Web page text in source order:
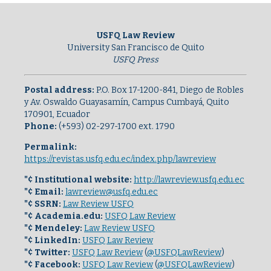
USFQ Law Review
University San Francisco de Quito
USFQ Press
Postal address: P.O. Box 17-1200-841, Diego de Robles
y Av. Oswaldo Guayasamín, Campus Cumbayá, Quito
170901, Ecuador
Phone: (+593) 02-297-1700 ext. 1790
Permalink:
https://revistas.usfq.edu.ec/index.php/lawreview
"¢ Institutional website: http://lawreview.usfq.edu.ec
"¢ Email: lawreview@usfq.edu.ec
"¢ SSRN: Law Review USFQ
"¢ Academia.edu: USFQ Law Review
"¢ Mendeley: Law Review USFQ
"¢ LinkedIn: USFQ Law Review
"¢ Twitter: USFQ Law Review(@USFQLawReview)
"¢ Facebook: USFQ Law Review(@USFQLawReview)